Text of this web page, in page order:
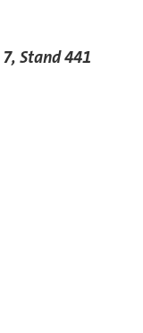
Stand 441